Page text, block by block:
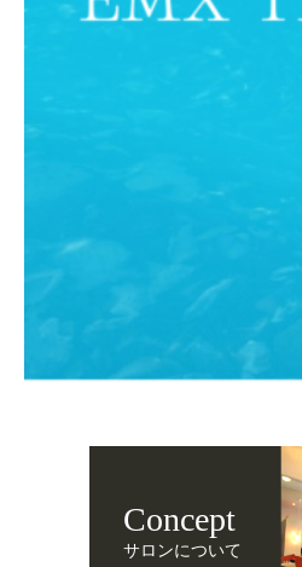
Concept
サロンについて